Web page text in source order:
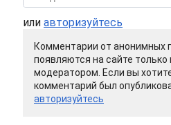
или авторизуйтесь
Комментарии от анонимных
появляются на сайте только
модератором. Если вы
комментарий был
авторизуйтесь